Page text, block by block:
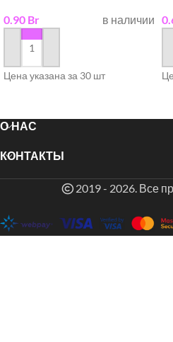
0.90 Br в наличии
в корзину
Цена указана за 30 шт
О НАС
КОНТАКТЫ
2019 - 2026. Все